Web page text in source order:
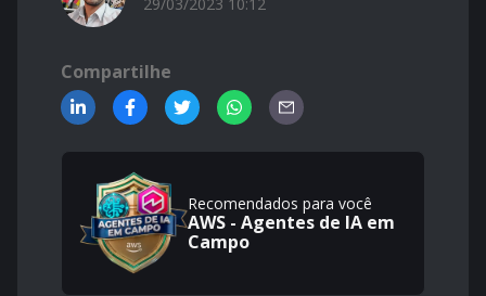
Compartilhe
Recomendados para você
AWS - Agentes de IA em
Campo